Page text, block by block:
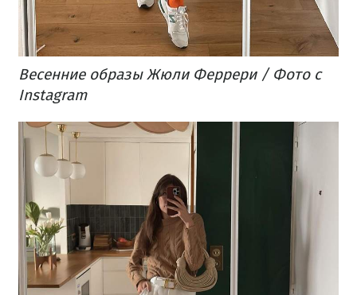
Весенние образы Жюли Феррери / Фото с
Instagram